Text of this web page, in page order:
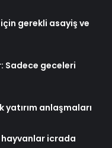
gerekli asayiş ve
Sadece geceleri
yatırım anlaşmaları
hayvanlar icrada